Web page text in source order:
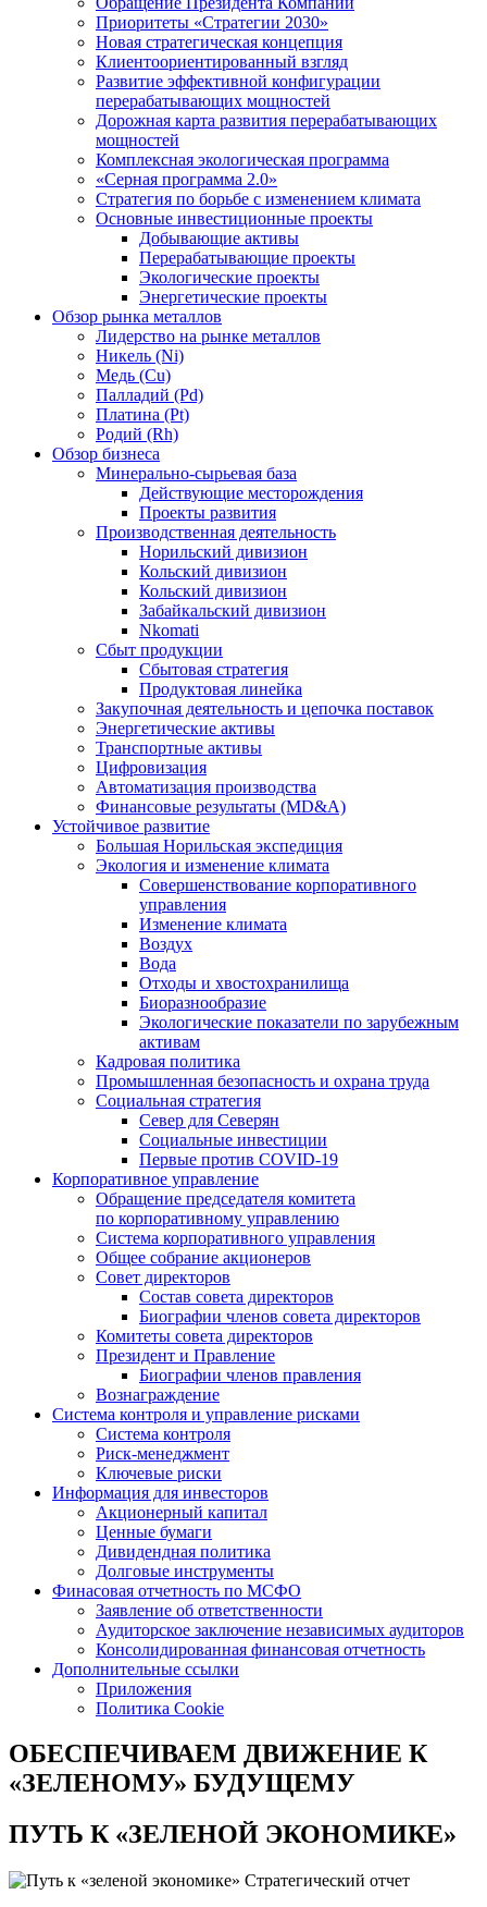
Приоритеты «Стратегии 2030»
Новая стратегическая концепция
Клиентоориентированный взгляд
Развитие эффективной конфигурации
перерабатывающих мощностей
Дорожная карта развития перерабатывающих
мощностей
Комплексная экологическая программа
«Серная программа 2.0»
Стратегия по борьбе с изменением климата
Основные инвестиционные проекты
Добывающие активы
Перерабатывающие проекты
Экологические проекты
Энергетические проекты
Обзор рынка металлов
Лидерство на рынке металлов
Никель (Ni)
Медь (Cu)
Палладий (Pd)
Платина (Pt)
Родий (Rh)
Обзор бизнеса
Минерально-сырьевая база
Действующие месторождения
Проекты развития
Производственная деятельность
Норильский дивизион
Кольский дивизион
Кольский дивизион
Забайкальский дивизион
Nkomati
Сбыт продукции
Сбытовая стратегия
Продуктовая линейка
Закупочная деятельность и цепочка поставок
Энергетические активы
Транспортные активы
Цифровизация
Автоматизация производства
Финансовые результаты (MD&A)
Устойчивое развитие
Большая Норильская экспедиция
Экология и изменение климата
Совершенствование корпоративного
управления
Изменение климата
Воздух
Вода
Отходы и хвостохранилища
Биоразнообразие
Экологические показатели по зарубежным
активам
Кадровая политика
Промышленная безопасность и охрана труда
Социальная стратегия
Север для Северян
Социальные инвестиции
Первые против COVID‑19
Корпоративное управление
Обращение председателя комитета
по корпоративному управлению
Система корпоративного управления
Общее собрание акционеров
Совет директоров
Состав совета директоров
Биографии членов совета директоров
Комитеты совета директоров
Президент и Правление
Биографии членов правления
Вознаграждение
Система контроля и управление рисками
Система контроля
Риск-менеджмент
Ключевые риски
Информация для инвесторов
Акционерный капитал
Ценные бумаги
Дивидендная политика
Долговые инструменты
Финасовая отчетность по МСФО
Заявление об ответственности
Аудиторское заключение независимых аудиторов
Консолидированная финансовая отчетность
Дополнительные ссылки
Приложения
Политика Cookie
ОБЕСПЕЧИВАЕМ ДВИЖЕНИЕ К
«ЗЕЛЕНОМУ» БУДУЩЕМУ
ПУТЬ К«ЗЕЛЕНОЙ ЭКОНОМИКЕ»
Стратегический отчет